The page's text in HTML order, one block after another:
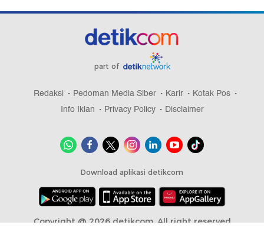
part of
Redaksi Pedoman Media Siber Karir
Kotak Pos
Info Iklan
Privacy Policy Disclaimer
Download aplikasi detikcom
Copyright @ 2026 detikcom, All right reserved